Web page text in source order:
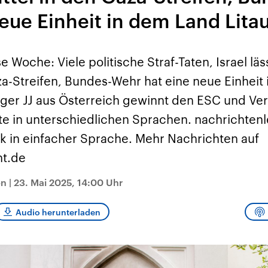
und
gehören die
der Erde, mit
Einfluss auf das
Weltgeschehen.
Der Überfall der
palästinensischen
Terrororganisation
Region wieder die
Gewalt entfacht. Israel
möchte die Hamas
zerstören. Diese wird wie
die Hisbollah im Libanon
vom Iran unterstützt.
Der Iran – seit der
Islamischen
1979 auch
Religionsführer
regierter Staat im
Osten. Eine
zu Israel und zu den
ist fest in der
Staatsideologie
verankert.
Einheit in dem Land
Woche: Viele politische Straf-Taten, Israel
Streifen, Bundes-Wehr hat eine neue Einheit
JJ aus Österreich gewinnt den ESC und
in unterschiedlichen Sprachen.
in einfacher Sprache. Mehr Nachrichten auf
| 23. Mai 2025, 14:00 Uhr
Audio herunterladen